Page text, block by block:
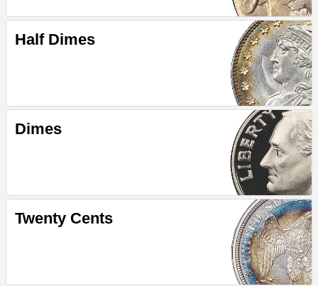
Half Dimes
Dimes
Twenty Cents